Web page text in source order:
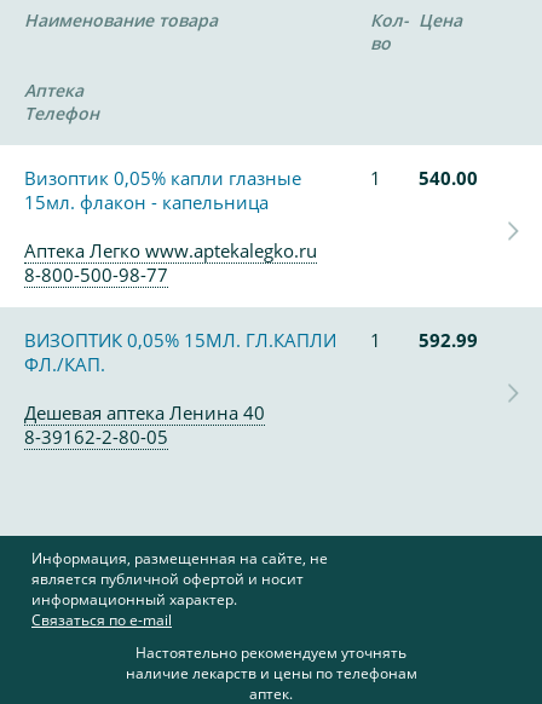
Наименование товара
Кол-
во
Цена
Аптека
Телефон
Визоптик 0,05% капли глазные
15мл. флакон - капельница
1 540.00
Аптека Легко www.aptekalegko.ru
8-800-500-98-77
ВИЗОПТИК 0,05% 15МЛ. ГЛ.КАПЛИ
ФЛ./КАП.
1 592.99
Дешевая аптека Ленина 40
8-39162-2-80-05
Информация, размещенная на сайте, не
является публичной офертой и носит
информационный характер.
Связаться по e-mail
Настоятельно рекомендуем уточнять
наличие лекарств и цены по телефонам
аптек.